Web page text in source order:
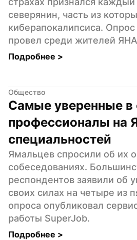
северянин, часть из
киберапокалипсиса.
провел среди жителей
Подробнее >
Общество
Самые уверенные в
профессионалы на
специальностей
Ямальцев спросили об их
собеседованиях.
респондентов заявили об
своих силах на четыре из
опроса опубликовал
работы SuperJob.
Подробнее >